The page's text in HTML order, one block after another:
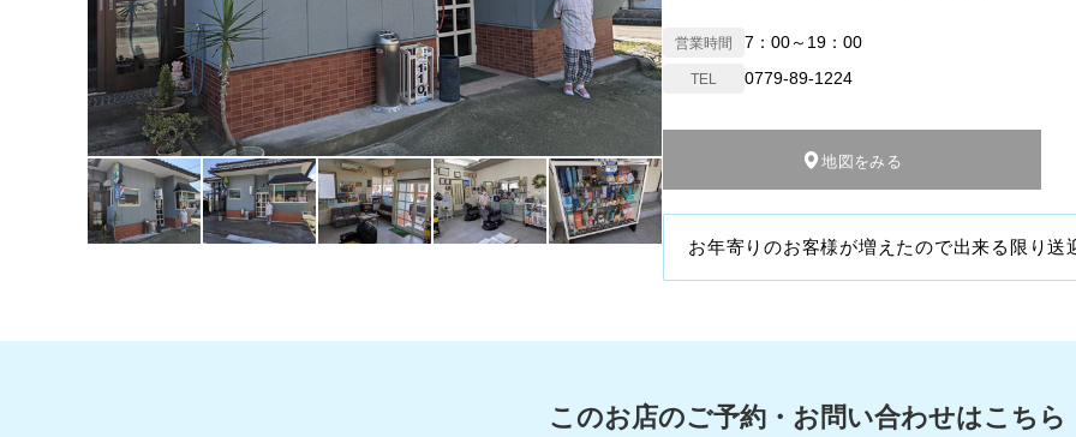
営業時間 7：00～19：00
TEL 0779-89-1224
地図をみる
お年寄りのお客様が増えたので出来る限り送
このお店のご予約・お問い合わせはこちら